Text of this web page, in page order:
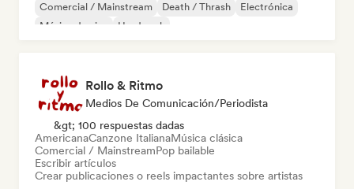
Comercial / Mainstream Death / Thrash
Electrónica
Música de cine
Hard rock
Rollo & Ritmo
Medios De Comunicación/Periodista
&gt; 100 respuestas dadas
AmericanaCanzone ItalianaMúsica clásica
Comercial / MainstreamPop bailable
Escribir artículos
Crear publicaciones o reels impactantes sobre artistas